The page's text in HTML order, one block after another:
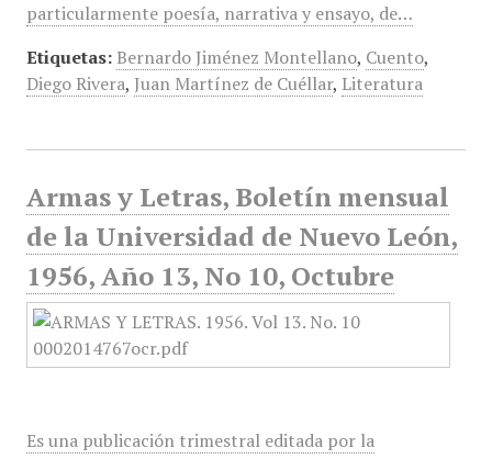
particularmente poesía, narrativa y ensayo, de…
Etiquetas: Bernardo Jiménez Montellano, Cuento,
Diego Rivera, Juan Martínez de Cuéllar, Literatura
Armas y Letras, Boletín mensual
de la Universidad de Nuevo León,
1956, Año 13, No 10, Octubre
Es una publicación trimestral editada por la